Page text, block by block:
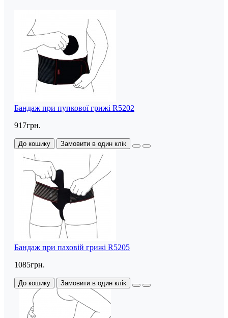
Бандаж при пупкової грижі R5202
917грн.
До кошику Замовити в один клік
Бандаж при паховій грижі R5205
1085грн.
До кошику Замовити в один клік